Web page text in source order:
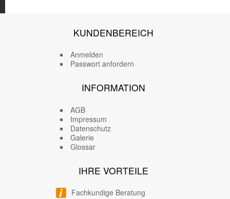
KUNDENBEREICH
Anmelden
Passwort anfordern
INFORMATION
AGB
Impressum
Datenschutz
Galerie
Glossar
IHRE VORTEILE
Fachkundige Beratung